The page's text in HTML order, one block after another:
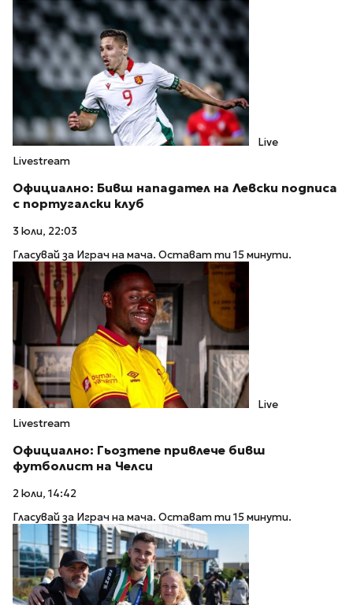
Live
Livestream
Официално: Бивш нападател на Левски подписа
с португалски клуб
3 юли, 22:03
Гласувай за Играч на мача. Остават ти 15 минути.
Live
Livestream
Официално: Гьозтепе привлече бивш
футболист на Челси
2 юли, 14:42
Гласувай за Играч на мача. Остават ти 15 минути.